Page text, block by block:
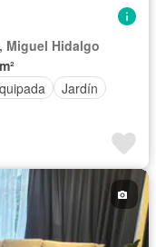
Miguel Hidalgo
Jardín